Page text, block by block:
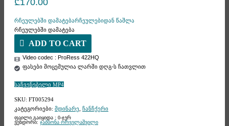
რჩეულებში დამატებარჩეულებიდან წაშლა
რჩეულებში დამატება
ADD TO CART
Video codec : ProRess 422HQ
ფასები მოცემულია ლარში დღგ-ს ჩათვლით
საჩვენებელი MP4
SKU: FT005294
კატეგორიები: მდინარე ჩანჩქერი
ფაილი გაიყიდა : 0-ჯერ
ვენდორი: ჯაბსონა ორველაშვილი